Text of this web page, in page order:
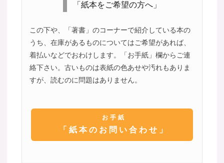
「紙本をご希望の方へ」
この下や、「著書」のコーナーで紹介している本の
うち、在庫があるものについてはご希望があれば、
着払いなどでおわけします。「お手紙」欄からご連
絡下さい。古いものは表紙の色あせや汚れもありま
すが、読むのに問題はありません。
お手紙
「紙本のお問い合わせ」